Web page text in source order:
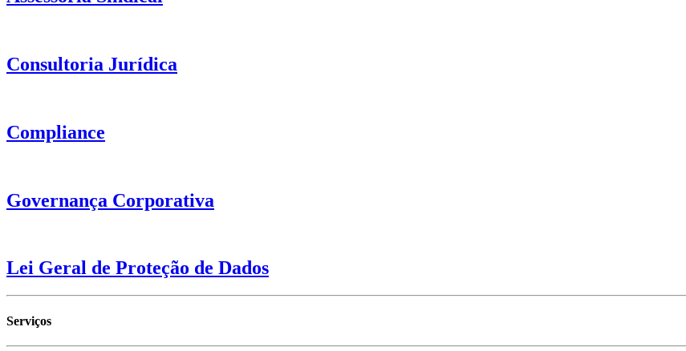
Consultoria Jurídica
Compliance
Governança Corporativa
Lei Geral de Proteção de Dados
Serviços